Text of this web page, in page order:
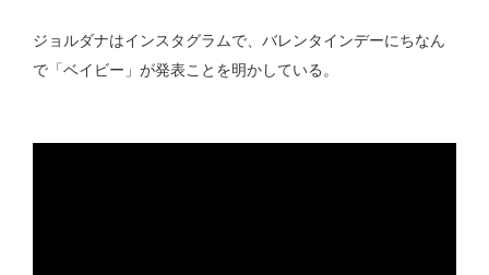
ジョルダナはインスタグラムで、バレンタインデーにちなん
で「ベイビー」が発表ことを明かしている。